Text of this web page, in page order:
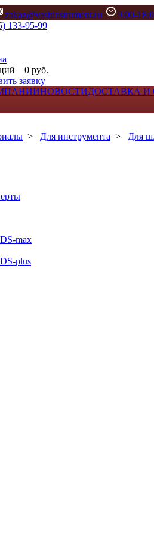
zakaz@vashinstrument.ru 9:00-
133-95-99
– 0 руб.
заявку
НОВОСТИДОСТАВКА И
> Для инструмента > Для
max
plus